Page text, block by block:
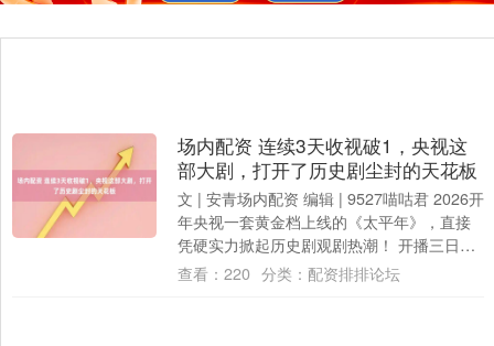
场内配资 连续3天收视破1，央视这
部大剧，打开了历史剧尘封的天花板
文 | 安青场内配资 编辑 | 9527喵咕君 2026开
年央视一套黄金档上线的《太平年》，直接
凭硬实力掀起历史剧观剧热潮！ 开播三日收
视连续破1，从首播的收视....
查看： 220 分类： 配资排排论坛